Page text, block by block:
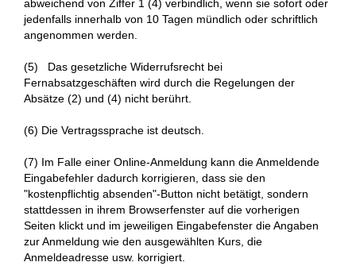
abweichend von Ziffer 1 (4) verbindlich, wenn sie sofort oder
jedenfalls innerhalb von 10 Tagen mündlich oder schriftlich
angenommen werden.
(5) Das gesetzliche Widerrufsrecht bei
Fernabsatzgeschäften wird durch die Regelungen der
Absätze (2) und (4) nicht berührt.
(6) Die Vertragssprache ist deutsch.
(7) Im Falle einer Online-Anmeldung kann die Anmeldende
Eingabefehler dadurch korrigieren, dass sie den
"kostenpflichtig absenden"-Button nicht betätigt, sondern
stattdessen in ihrem Browserfenster auf die vorherigen
Seiten klickt und im jeweiligen Eingabefenster die Angaben
zur Anmeldung wie den ausgewählten Kurs, die
Anmeldeadresse usw. korrigiert.